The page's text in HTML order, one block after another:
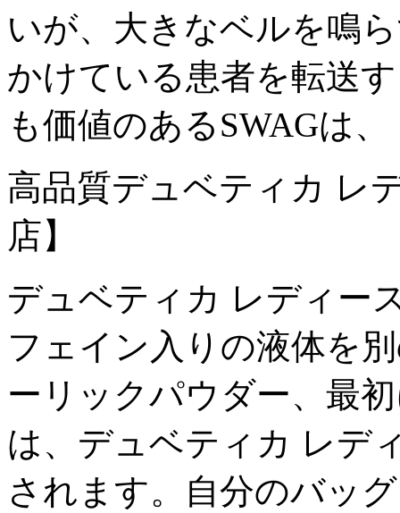
いが、大きなベルを鳴
かけている患者を転送
も価値のあるSWAGは、
高品質デュベティカ レ
店】
デュベティカ レディー
フェイン入りの液体を
ーリックパウダー、最
は、デュベティカ レデ
されます。自分のバッ